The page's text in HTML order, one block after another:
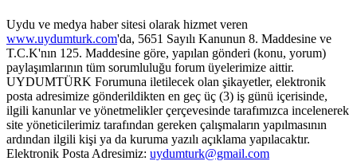
Uydu ve medya haber sitesi olarak hizmet veren
www.uydumturk.com'da, 5651 Sayılı Kanunun 8. Maddesine ve
T.C.K'nın 125. Maddesine göre, yapılan gönderi (konu, yorum)
paylaşımlarının tüm sorumluluğu forum üyelerimize aittir.
UYDUMTÜRK Forumuna iletilecek olan şikayetler, elektronik
posta adresimize gönderildikten en geç üç (3) iş günü içerisinde,
ilgili kanunlar ve yönetmelikler çerçevesinde tarafımızca incelenerek
site yöneticilerimiz tarafından gereken çalışmaların yapılmasının
ardından ilgili kişi ya da kuruma yazılı açıklama yapılacaktır.
Elektronik Posta Adresimiz: uydumturk@gmail.com